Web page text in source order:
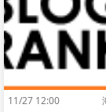
11/27 12:00